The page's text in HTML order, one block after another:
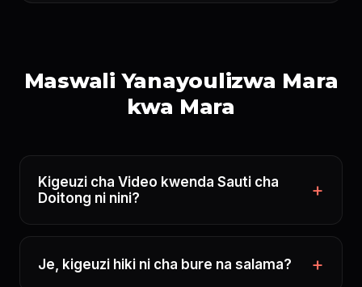
Maswali Yanayoulizwa Mara
kwa Mara
Kigeuzi cha Video kwenda Sauti cha
Doitong ni nini?
Je, kigeuzi hiki ni cha bure na salama?